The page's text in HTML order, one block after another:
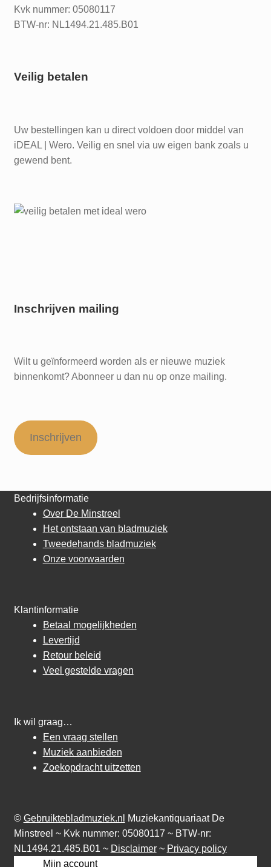
Kvk nummer: 05080117
BTW-nr: NL1494.21.485.B01
Veilig betalen
Uw bestellingen kan u direct voldoen door middel van
iDEAL | Wero. Veilig en snel via uw eigen bank zoals u
gewend bent.
Inschrijven mailing
Wilt u geïnformeerd worden als er nieuwe muziek
binnenkomt? Abonneer u dan nu op onze mailing.
Inschrijven
Bedrijfsinformatie
Over De Minstreel
Het ontstaan van bladmuziek
Tweedehands bladmuziek
Onze voorwaarden
Klantinformatie
Betaal mogelijkheden
Levertijd
Retour beleid
Veel gestelde vragen
Ik wil graag…
Een vraag stellen
Muziek aanbieden
Zoekopdracht uitzetten
© Gebruiktebladmuziek.nl
Muziekantiquariaat De
Minstreel ~ Kvk nummer: 05080117 ~ BTW-nr:
NL1494.21.485.B01 ~ Disclaimer~ Privacy policy
Mijn account